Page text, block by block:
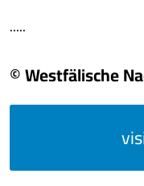
.....
© Westfälische